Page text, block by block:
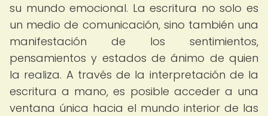
su mundo emocional. La escritura no solo es
un medio de comunicación, sino también una
manifestación de los sentimientos,
pensamientos y estados de ánimo de quien
la realiza. A través de la interpretación de la
escritura a mano, es posible acceder a una
ventana única hacia el mundo interior de las